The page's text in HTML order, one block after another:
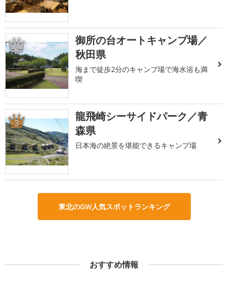
2
御所の台オートキャンプ場／
秋田県
海まで徒歩2分のキャンプ場で海水浴も満
喫
3
龍飛崎シーサイドパーク／青
森県
日本海の絶景を堪能できるキャンプ場
東北のGW人気スポットランキング
おすすめ情報